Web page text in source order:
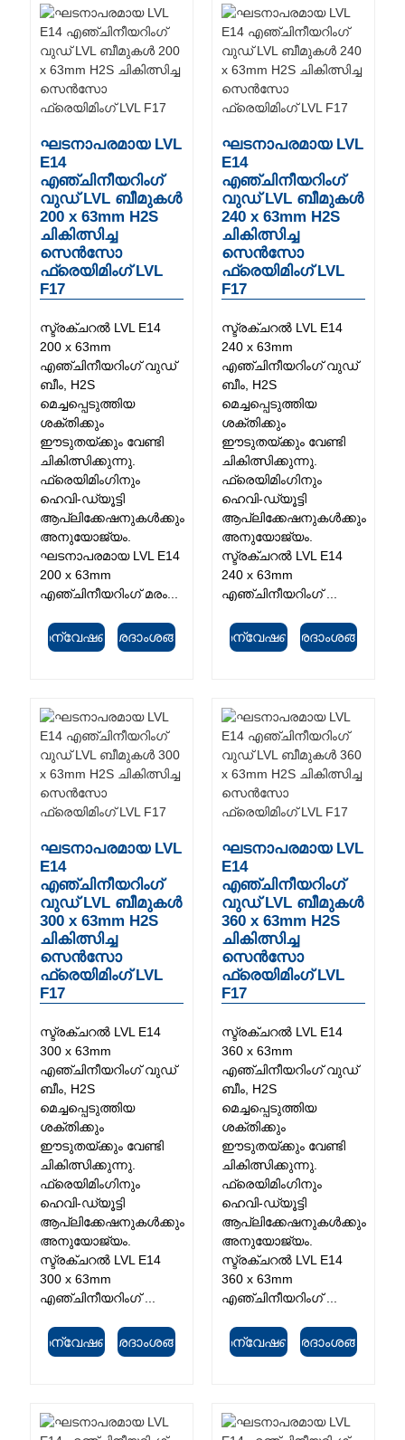
ഘടനാപരമായ LVL
E14
എഞ്ചിനീയറിംഗ്
വുഡ് LVL ബീമുകൾ
200 x 63mm H2S
ചികിത്സിച്ച
സെൻസോ
ഫ്രെയിമിംഗ് LVL
F17
സ്ട്രക്ചറൽ LVL E14
200 x 63mm
എഞ്ചിനീയറിംഗ് വുഡ്
ബീം, H2S
മെച്ചപ്പെടുത്തിയ
ശക്തിക്കും
ഈടുതയ്ക്കും വേണ്ടി
ചികിത്സിക്കുന്നു.
ഫ്രെയിമിംഗിനും
ഹെവി-ഡ്യൂട്ടി
ആപ്ലിക്കേഷനുകൾക്കും
അനുയോജ്യം.
ഘടനാപരമായ LVL E14
200 x 63mm
എഞ്ചിനീയറിംഗ് മരം...
അന്വേഷണംവിശദാംശങ്ങൾ
ഘടനാപരമായ LVL
E14
എഞ്ചിനീയറിംഗ്
വുഡ് LVL ബീമുകൾ
240 x 63mm H2S
ചികിത്സിച്ച
സെൻസോ
ഫ്രെയിമിംഗ് LVL
F17
സ്ട്രക്ചറൽ LVL E14
240 x 63mm
എഞ്ചിനീയറിംഗ് വുഡ്
ബീം, H2S
മെച്ചപ്പെടുത്തിയ
ശക്തിക്കും
ഈടുതയ്ക്കും വേണ്ടി
ചികിത്സിക്കുന്നു.
ഫ്രെയിമിംഗിനും
ഹെവി-ഡ്യൂട്ടി
ആപ്ലിക്കേഷനുകൾക്കും
അനുയോജ്യം.
സ്ട്രക്ചറൽ LVL E14
240 x 63mm
എഞ്ചിനീയറിംഗ് ...
അന്വേഷണംവിശദാംശങ്ങൾ
ഘടനാപരമായ LVL
E14
എഞ്ചിനീയറിംഗ്
വുഡ് LVL ബീമുകൾ
300 x 63mm H2S
ചികിത്സിച്ച
സെൻസോ
ഫ്രെയിമിംഗ് LVL
F17
സ്ട്രക്ചറൽ LVL E14
300 x 63mm
എഞ്ചിനീയറിംഗ് വുഡ്
ബീം, H2S
മെച്ചപ്പെടുത്തിയ
ശക്തിക്കും
ഈടുതയ്ക്കും വേണ്ടി
ചികിത്സിക്കുന്നു.
ഫ്രെയിമിംഗിനും
ഹെവി-ഡ്യൂട്ടി
ആപ്ലിക്കേഷനുകൾക്കും
അനുയോജ്യം.
സ്ട്രക്ചറൽ LVL E14
300 x 63mm
എഞ്ചിനീയറിംഗ് ...
അന്വേഷണംവിശദാംശങ്ങൾ
ഘടനാപരമായ LVL
E14
എഞ്ചിനീയറിംഗ്
വുഡ് LVL ബീമുകൾ
360 x 63mm H2S
ചികിത്സിച്ച
സെൻസോ
ഫ്രെയിമിംഗ് LVL
F17
സ്ട്രക്ചറൽ LVL E14
360 x 63mm
എഞ്ചിനീയറിംഗ് വുഡ്
ബീം, H2S
മെച്ചപ്പെടുത്തിയ
ശക്തിക്കും
ഈടുതയ്ക്കും വേണ്ടി
ചികിത്സിക്കുന്നു.
ഫ്രെയിമിംഗിനും
ഹെവി-ഡ്യൂട്ടി
ആപ്ലിക്കേഷനുകൾക്കും
അനുയോജ്യം.
സ്ട്രക്ചറൽ LVL E14
360 x 63mm
എഞ്ചിനീയറിംഗ് ...
അന്വേഷണംവിശദാംശങ്ങൾ